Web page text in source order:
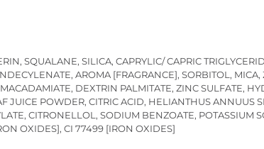
SQUALANE, SILICA, CAPRYLIC/ CAPRIC
AROMA [FRAGRANCE], SORBITOL,
DEXTRIN PALMITATE, ZINC SULFATE,
JUICE POWDER, CITRIC ACID, HELIANTHUS ANNUUS
CITRONELLOL, SODIUM BENZOATE, POTASSIUM
OXIDES], CI 77499 [IRON OXIDES]